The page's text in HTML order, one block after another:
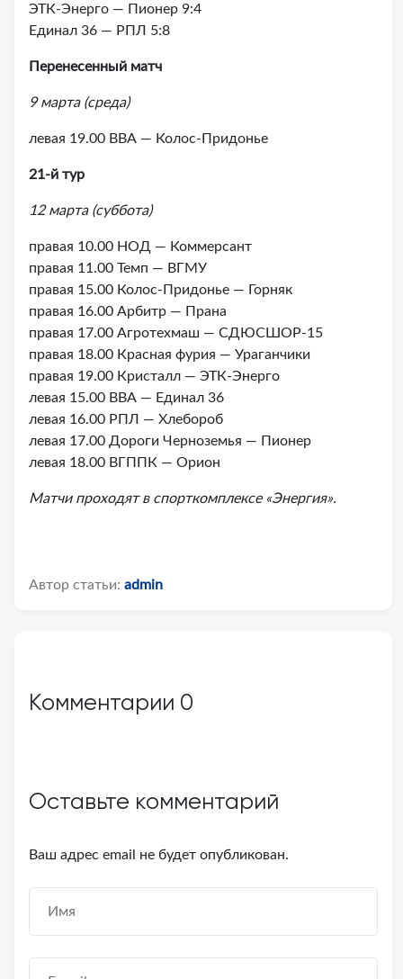
ЭТК-Энерго — Пионер 9:4
Единал 36 — РПЛ 5:8
Перенесенный матч
9 марта (среда)
левая 19.00 ВВА — Колос-Придонье
21-й тур
12 марта (суббота)
правая 10.00 НОД — Коммерсант
правая 11.00 Темп — ВГМУ
правая 15.00 Колос-Придонье — Горняк
правая 16.00 Арбитр — Прана
правая 17.00 Агротехмаш — СДЮСШОР-15
правая 18.00 Красная фурия — Ураганчики
правая 19.00 Кристалл — ЭТК-Энерго
левая 15.00 ВВА — Единал 36
левая 16.00 РПЛ — Хлебороб
левая 17.00 Дороги Черноземья — Пионер
левая 18.00 ВГППК — Орион
Матчи проходят в спорткомплексе «Энергия».
Автор статьи: admin
Комментарии 0
Оставьте комментарий
Ваш адрес email не будет опубликован.